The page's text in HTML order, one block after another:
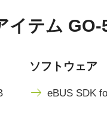
イテム GO-
ソフトウェア
eBUS SDK